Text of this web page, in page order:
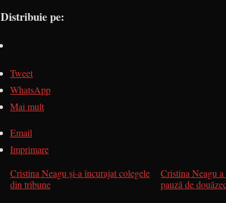
Distribuie pe:
Tweet
WhatsApp
Mai mult
Email
Imprimare
Cristina Neagu şi-a încurajat colegele
din tribune
Cristina Neagu
pauză de